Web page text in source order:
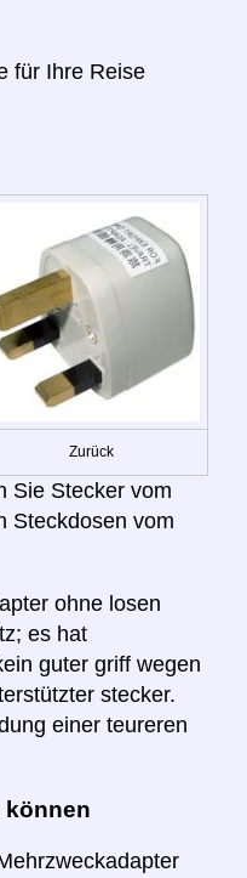
für Ihre Reise
Zurück
Sie Stecker vom
Steckdosen vom
ohne losen
es hat
guter griff wegen
stecker.
einer teureren
können